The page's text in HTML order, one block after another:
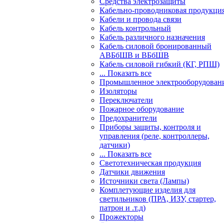
Кабельно-проводниковая
Кабели и провода связи
Кабель контрольный
Кабель различного назначения
Кабель силовой бронированный
АВБбШВ и ВБбШВ
Кабель силовой гибкий (КГ, РПШ)
... Показать все
Промышленное
Изоляторы
Переключатели
Пожарное оборудование
Предохранители
Приборы защиты, контроля и
управления (реле, контроллеры,
датчики)
... Показать все
Светотехническая продукция
Датчики движения
Источники света (Лампы)
Комплетующие изделия для
светильников (ПРА, ИЗУ, стартер,
патрон и .т.д)
Прожекторы